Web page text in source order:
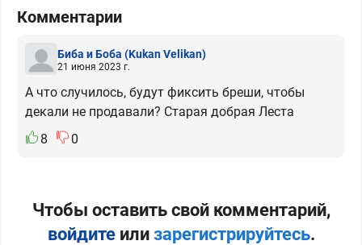
Комментарии
Биба и Боба (Kukan Velikan)
21 июня 2023 г.
А что случилось, будут фиксить бреши, чтобы
декали не продавали? Старая добрая Леста
8
0
Чтобы оставить свой комментарий,
войдитеили зарегистрируйтесь.